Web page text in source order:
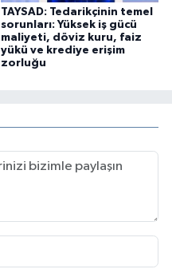
TAYSAD: Tedarikçinin temel
sorunları: Yüksek iş gücü
maliyeti, döviz kuru, faiz
yükü ve krediye erişim
zorluğu